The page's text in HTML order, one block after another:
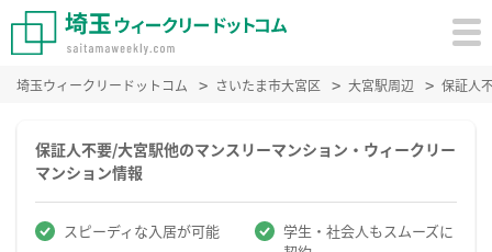
埼玉ウィークリードットコム さいたま市大宮区 大宮駅周辺 保証人
保証人不要/大宮駅他のマンスリーマンション・ウィークリー
マンション情報
スピーディな入居が可能
学生・社会人もスムーズに